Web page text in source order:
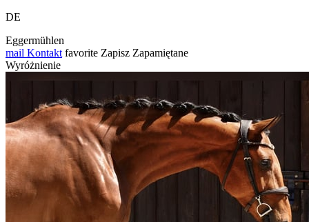
DE
Eggermühlen
mail Kontakt favorite Zapisz Zapamiętane
Wyróżnienie